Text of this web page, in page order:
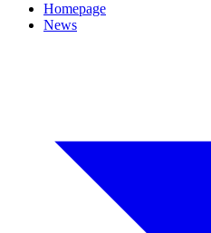
Homepage
News